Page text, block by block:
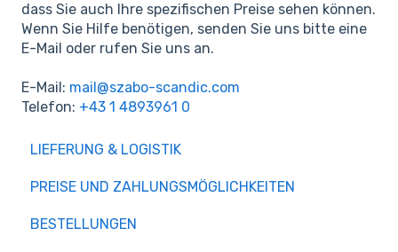
dass Sie auch Ihre spezifischen Preise sehen können.
Wenn Sie Hilfe benötigen, senden Sie uns bitte eine
E-Mail oder rufen Sie uns an.
E-Mail: mail@szabo-scandic.com
Telefon: +43 1 4893961 0
LIEFERUNG & LOGISTIK
PREISE UND ZAHLUNGSMÖGLICHKEITEN
BESTELLUNGEN